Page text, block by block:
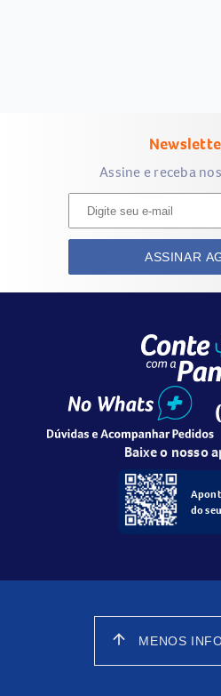
Assine e receba
ASSINAR
Baixe o nosso
do
arrow_upward MENOS